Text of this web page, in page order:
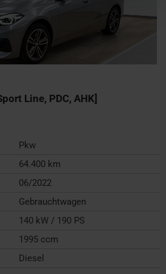
Line, PDC, AHK]
Pkw
64.400 km
06/2022
Gebrauchtwagen
140 kW / 190 PS
1995 ccm
Diesel